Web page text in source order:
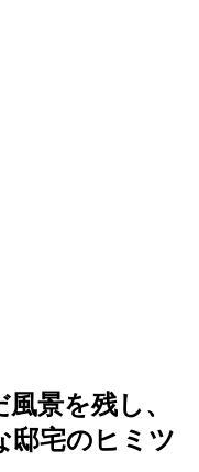
景を残し、
邸宅のヒミツ